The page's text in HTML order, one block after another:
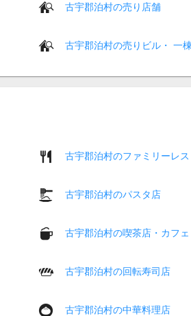
古宇郡泊村の売り店舗
古宇郡泊村の売りビル・ 一
古宇郡泊村のファミリーレ
古宇郡泊村のパスタ店
古宇郡泊村の喫茶店・カフェ
古宇郡泊村の回転寿司店
古宇郡泊村の中華料理店